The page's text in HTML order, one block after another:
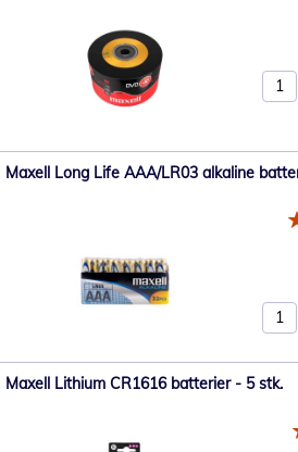
Maxell Long Life AAA/LR03 alkaline
Maxell Lithium CR1616 batterier - 5 stk.